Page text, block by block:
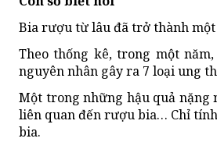
Bia rượu từ lâu đã trở thành
Theo thống kê, trong một
nguyên nhân gây ra 7 loại ung
Một trong những hậu quả nặng
liên quan đến rượu bia… Chỉ
bia.